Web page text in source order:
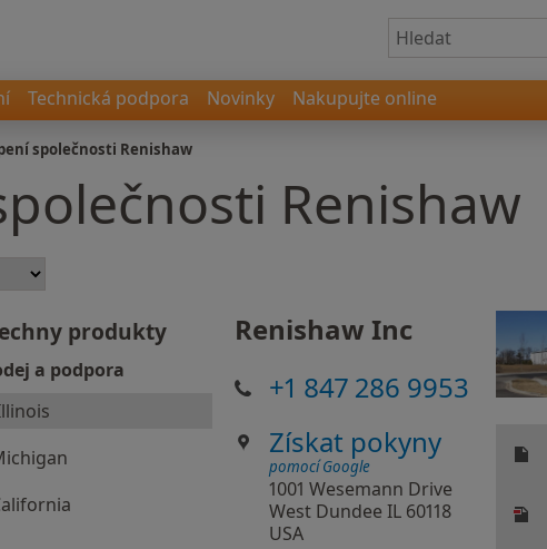
Technická podpora Novinky Nakupujte online
společnosti Renishaw
Renishaw
produkty
a podpora
Renishaw Inc
+1 847 286 9953
Získat pokyny
pomocí Google
1001 Wesemann Drive
West Dundee IL 60118
USA